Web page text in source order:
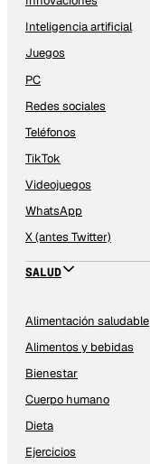
Inteligencia artificial
Juegos
PC
Redes sociales
Teléfonos
TikTok
Videojuegos
WhatsApp
X (antes Twitter)
SALUD
Alimentación saludable
Alimentos y bebidas
Bienestar
Cuerpo humano
Dieta
Ejercicios